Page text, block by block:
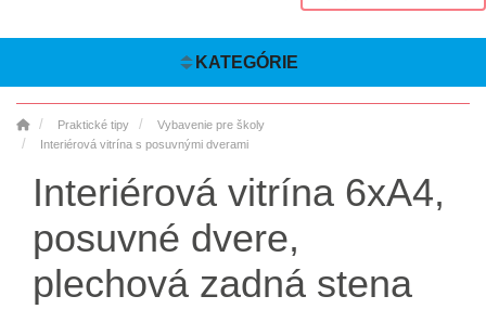
KATEGÓRIE
Praktické tipy
Vybavenie pre školy
Interiérová vitrína s posuvnými dverami
Interiérová vitrína 6xA4,
posuvné dvere,
plechová zadná stena